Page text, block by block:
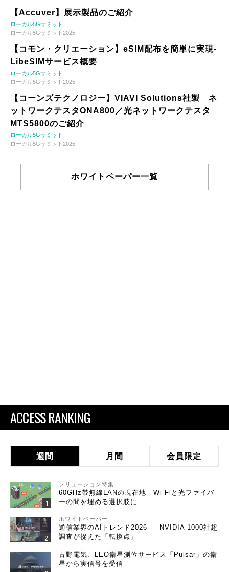
【Accuver】展示製品のご紹介
ローカル5Gサミット
ローカル5Gサミット2025
【コモン・クリエーション】eSIM配布を簡単に実現-
LibeSIMサービス概要
ローカル5Gサミット
ローカル5Gサミット2025
【コーンズテクノロジー】VIAVI Solutions社製 ネ
ットワークテスタONA800／光ネットワークテスタ
MTS5800のご紹介
ローカル5Gサミット
ローカル5Gサミット2025
ホワイトペーパー一覧
ACCESS RANKING
週間 月間 会員限定
ソリューション特集
60GHz帯無線LANの現在地 Wi-Fiと光ファイバ
ーの間を埋める選択肢に
ホワイトペーパー
通信業界のAIトレンド2026 ― NVIDIA 1000社超
調査が捉えた「転換点」
古野電気、LEO衛星測位サービス「Pulsar」の衛
星から実信号を受信